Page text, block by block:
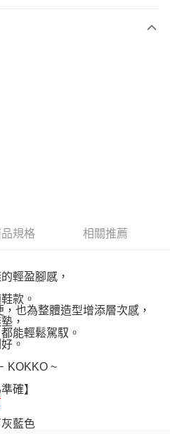
、不需儲值。
，即可結帳。
付」後，將跳轉至「AFTEE先享後付」
後，即可完成結帳。
通知簡訊。
擊此簡訊中的連結，可透過四大超商／
款，方視為交易完成。
刻繳費，但若您需要取消訂單，請聯絡
付 」之結帳頁面顯示為準，若有關於
等相關疑問，請聯繫「AFTEE先享後付
support/home
)免運費
規格 相關推薦
輕盈腳感，
款。
也為整體造型增添層次感，
，
能輕鬆駕馭。
。
KOKKO ~
確】
藍色